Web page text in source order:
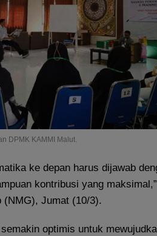
DPMK KAMMI Malut.
ke depan harus dijawab
kontribusi yang
(NMG), Jumat (10/3).
optimis untuk